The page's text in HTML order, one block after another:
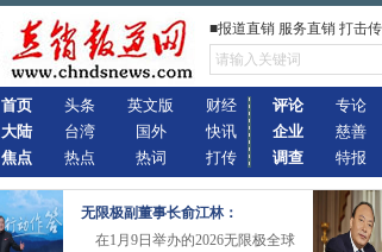
■报道直销 服务直销 打击
首页
大陆
焦点
头条
台湾
热点
英文版
国外
热词
财经
快讯
打传
评论
企业
调查
专论
慈善
特报
无限极副董事长俞江林：
在1月9日举办的2026无限极全球